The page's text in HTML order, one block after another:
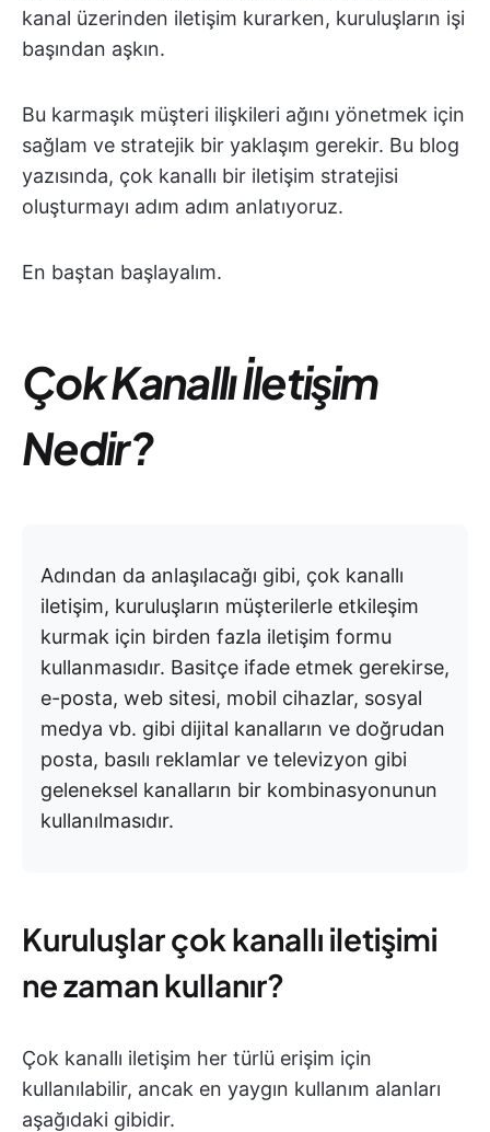
kanal üzerinden iletişim kurarken, kuruluşların işi
başından aşkın.
Bu karmaşık müşteri ilişkileri ağını yönetmek için
sağlam ve stratejik bir yaklaşım gerekir. Bu blog
yazısında, çok kanallı bir iletişim stratejisi
oluşturmayı adım adım anlatıyoruz.
En baştan başlayalım.
Çok Kanallı İletişim
Nedir?
Adından da anlaşılacağı gibi, çok kanallı
iletişim, kuruluşların müşterilerle etkileşim
kurmak için birden fazla iletişim formu
kullanmasıdır. Basitçe ifade etmek gerekirse,
e-posta, web sitesi, mobil cihazlar, sosyal
medya vb. gibi dijital kanalların ve doğrudan
posta, basılı reklamlar ve televizyon gibi
geleneksel kanalların bir kombinasyonunun
kullanılmasıdır.
Kuruluşlar çok kanallı iletişimi
ne zaman kullanır?
Çok kanallı iletişim her türlü erişim için
kullanılabilir, ancak en yaygın kullanım alanları
aşağıdaki gibidir.